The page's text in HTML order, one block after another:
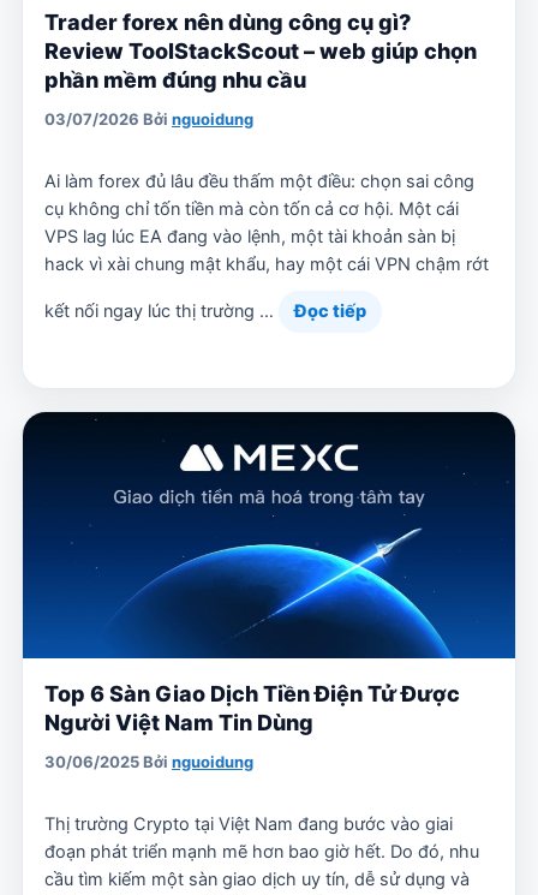
Trader forex nên dùng công cụ gì?
Review ToolStackScout – web giúp chọn
phần mềm đúng nhu cầu
03/07/2026 Bởi nguoidung
Ai làm forex đủ lâu đều thấm một điều: chọn sai công
cụ không chỉ tốn tiền mà còn tốn cả cơ hội. Một cái
VPS lag lúc EA đang vào lệnh, một tài khoản sàn bị
hack vì xài chung mật khẩu, hay một cái VPN chậm rớt
kết nối ngay lúc thị trường … Đọc tiếp
Top 6 Sàn Giao Dịch Tiền Điện Tử Được
Người Việt Nam Tin Dùng
30/06/2025Bởi nguoidung
Thị trường Crypto tại Việt Nam đang bước vào giai
đoạn phát triển mạnh mẽ hơn bao giờ hết. Do đó, nhu
cầu tìm kiếm một sàn giao dịch uy tín, dễ sử dụng và